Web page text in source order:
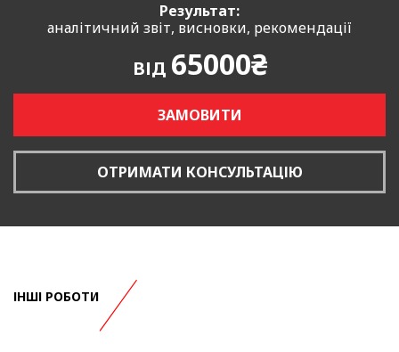
Результат:
аналітичний звіт, висновки, рекомендації
ВІД 65000₴
ЗАМОВИТИ
ОТРИМАТИ КОНСУЛЬТАЦІЮ
ІНШІ РОБОТИ